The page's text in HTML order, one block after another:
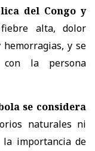
del Congo y
alta, dolor
hemorragias, y se
con la persona
se considera
naturales ni
importancia de